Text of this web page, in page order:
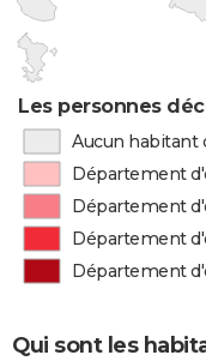
Les personnes
Aucun habitant
Département
Département
Département
Département
Qui sont les